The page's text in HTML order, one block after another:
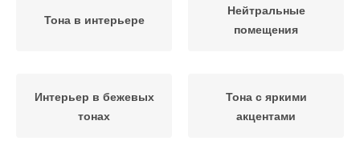
Тона в интерьере
Нейтральные
помещения
Интерьер в бежевых
тонах
Тона с яркими
акцентами